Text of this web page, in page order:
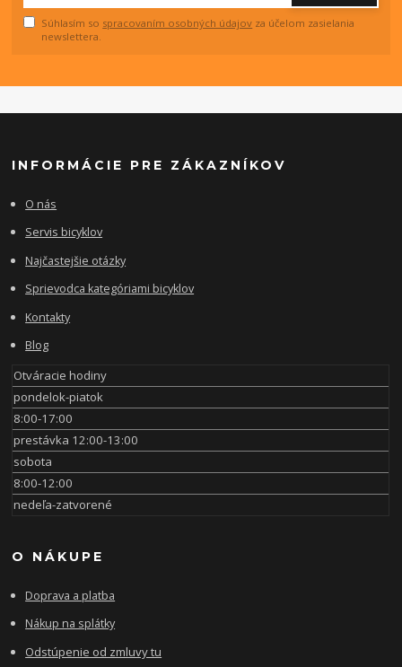
Súhlasím so spracovaním osobných údajov za účelom zasielania
newslettera.
INFORMÁCIE PRE ZÁKAZNÍKOV
O nás
Servis bicyklov
Najčastejšie otázky
Sprievodca kategóriami bicyklov
Kontakty
Blog
Otváracie hodiny
pondelok-piatok
8:00-17:00
prestávka 12:00-13:00
sobota
8:00-12:00
nedeľa-zatvorené
O NÁKUPE
Doprava a platba
Nákup na splátky
Odstúpenie od zmluvy tu